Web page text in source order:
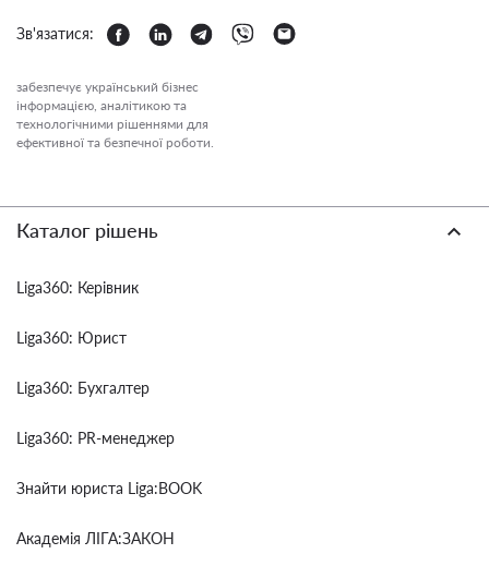
Зв'язатися:
забезпечує український бізнес
інформацією, аналітикою та
технологічними рішеннями для
ефективної та безпечної роботи.
Каталог рішень
Liga360: Керівник
Liga360: Юрист
Liga360: Бухгалтер
Liga360: PR-менеджер
Знайти юриста Liga:BOOK
Академія ЛІГА:ЗАКОН